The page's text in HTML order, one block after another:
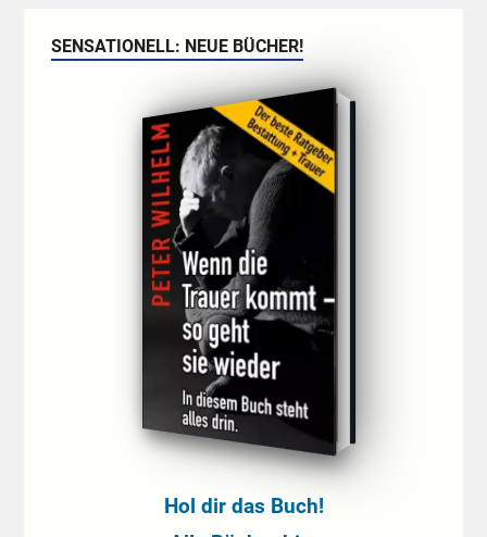
SENSATIONELL: NEUE BÜCHER!
Hol dir das Buch!